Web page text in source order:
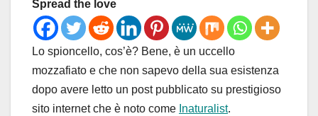
Spread the love
Lo spioncello, cos’è? Bene, è un uccello
mozzafiato e che non sapevo della sua esistenza
dopo avere letto un post pubblicato su prestigioso
sito internet che è noto come Inaturalist.